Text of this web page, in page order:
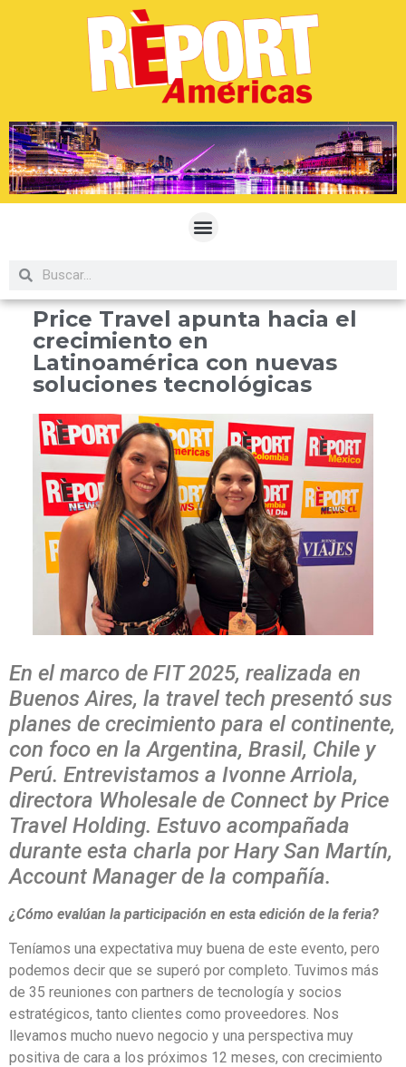
Price Travel apunta hacia el
crecimiento en
Latinoamérica con nuevas
soluciones tecnológicas
En el marco de FIT 2025, realizada en
Buenos Aires, la travel tech presentó sus
planes de crecimiento para el continente,
con foco en la Argentina, Brasil, Chile y
Perú. Entrevistamos a Ivonne Arriola,
directora Wholesale de Connect by Price
Travel Holding. Estuvo acompañada
durante esta charla por Hary San Martín,
Account Manager de la compañía.
¿Cómo evalúan la participación en esta edición de la feria?
Teníamos una expectativa muy buena de este evento, pero
podemos decir que se superó por completo. Tuvimos más
de 35 reuniones con partners de tecnología y socios
estratégicos, tanto clientes como proveedores. Nos
llevamos mucho nuevo negocio y una perspectiva muy
positiva de cara a los próximos 12 meses, con crecimiento